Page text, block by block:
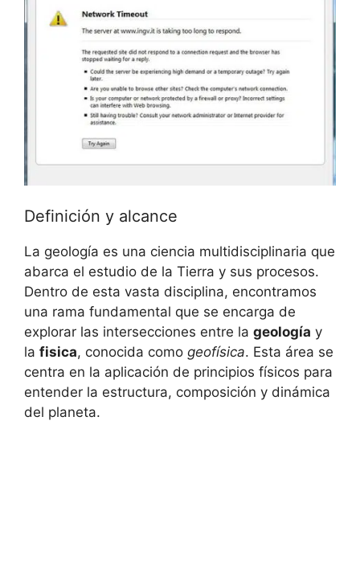
Definición y alcance
La geología es una ciencia multidisciplinaria que
abarca el estudio de la Tierra y sus procesos.
Dentro de esta vasta disciplina, encontramos
una rama fundamental que se encarga de
explorar las intersecciones entre la geología y
la fisica, conocida como geofísica. Esta área se
centra en la aplicación de principios físicos para
entender la estructura, composición y dinámica
del planeta.